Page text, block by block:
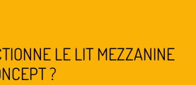
LE LIT MEZZANINE
?